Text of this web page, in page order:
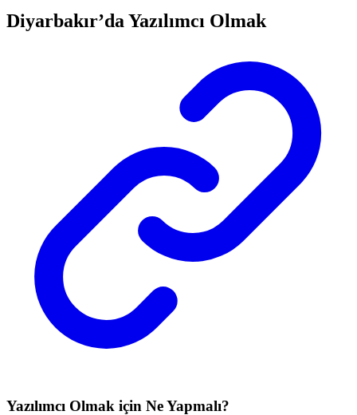
Diyarbakır’da Yazılımcı Olmak
Yazılımcı Olmak için Ne Yapmalı?